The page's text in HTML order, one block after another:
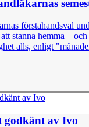
förstahandsval
stanna hemma –
alls, enligt
godkänt av Ivo